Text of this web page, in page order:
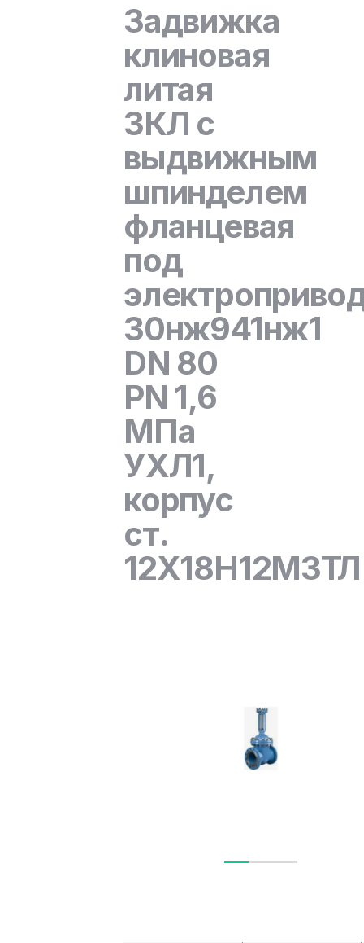
Задвижка
клиновая
литая
ЗКЛ с
выдвижным
шпинделем
фланцевая
под
30нж941нж1
DN 80
PN 1,6
МПа
УХЛ1,
корпус
ст.
12Х18Н12М3ТЛ